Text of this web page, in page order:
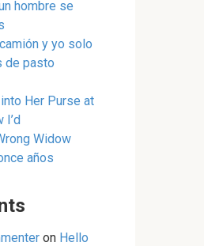
hombre se
y yo solo
de pasto
Her Purse at
I’d
Widow
años
on Hello